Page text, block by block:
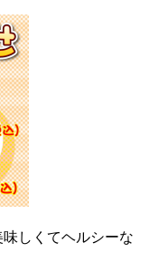
しくてヘルシーな